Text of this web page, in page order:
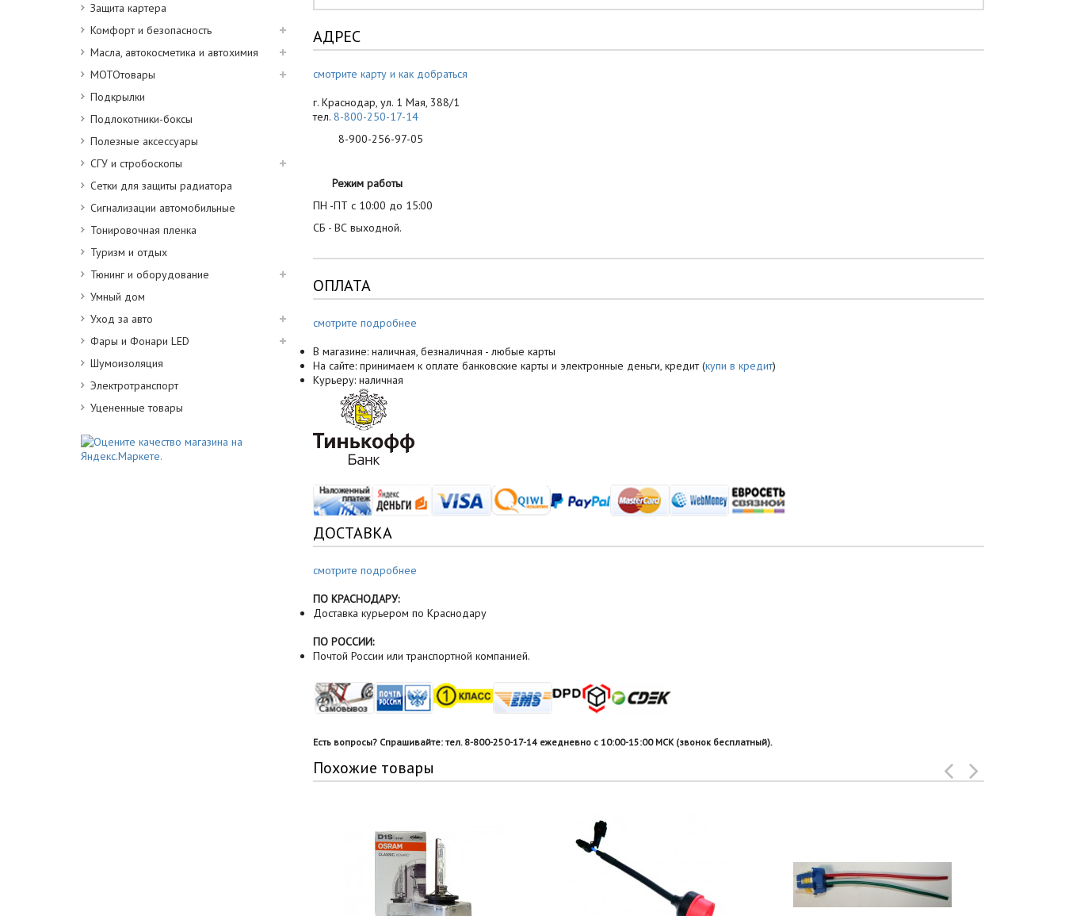
Защита картера
Комфорт и безопасность
Масла, автокосметика и автохимия
МОТОтовары
Подкрылки
Подлокотники-боксы
Полезные аксессуары
СГУ и стробоскопы
Сетки для защиты радиатора
Сигнализации автомобильные
Тонировочная пленка
Туризм и отдых
Тюнинг и оборудование
Умный дом
Уход за авто
Фары и Фонари LED
Шумоизоляция
Электротранспорт
Уцененные товары
АДРЕС
смотрите карту и как добраться
г. Краснодар, ул. 1 Мая, 388/1
тел. 8-800-250-17-14
8-900-256-97-05
Режим работы
ПН -ПТ с 10:00 до 15:00
СБ - ВС выходной.
ОПЛАТА
смотрите подробнее
В магазине: наличная, безналичная - любые карты
На сайте: принимаем к оплате банковские карты и электронные деньги, кредит (купи в кредит)
Курьеру: наличная
ДОСТАВКА
смотрите подробнее
ПО КРАСНОДАРУ:
Доставка курьером по Краснодару
ПО РОССИИ:
Почтой России или транспортной компанией.
Есть вопросы? Спрашивайте: тел. 8-800-250-17-14 ежедневно с 10:00-15:00 МСК (звонок бесплатный).
Похожие товары